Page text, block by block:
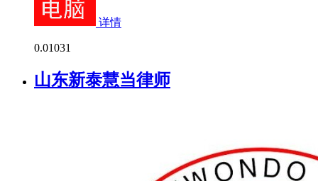
详情
0.01031
山东新泰慧当律师